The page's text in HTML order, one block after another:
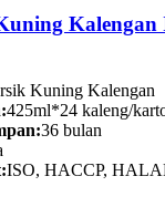
Kalengan
Kuning Kalengan
425ml*24 kaleng/
36 bulan
ISO, HACCP,